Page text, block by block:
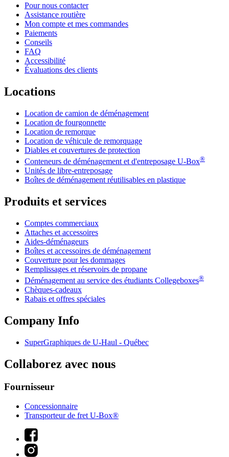
Pour nous contacter
Assistance routière
Mon compte et mes commandes
Paiements
Conseils
FAQ
Accessibilité
Évaluations des clients
Locations
Location de camion de déménagement
Location de fourgonnette
Location de remorque
Location de véhicule de remorquage
Diables et couvertures de protection
Conteneurs de déménagement et d'entreposage U-Box®
Unités de libre-entreposage
Boîtes de déménagement réutilisables en plastique
Produits et services
Comptes commerciaux
Attaches et accessoires
Aides-déménageurs
Boîtes et accessoires de déménagement
Couverture pour les dommages
Remplissages et réservoirs de propane
Déménagement au service des étudiants Collegeboxes®
Chèques-cadeaux
Rabais et offres spéciales
Company Info
SuperGraphiques de U-Haul - Québec
Collaborez avec nous
Fournisseur
Concessionnaire
Transporteur de fret U-Box®